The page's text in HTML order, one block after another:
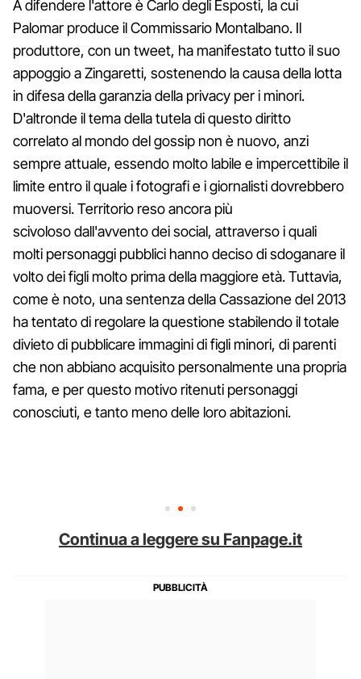
A difendere l'attore è Carlo degli Esposti, la cui
Palomar produce il Commissario Montalbano. Il
produttore, con un tweet, ha manifestato tutto il suo
appoggio a Zingaretti, sostenendo la causa della lotta
in difesa della garanzia della privacy per i minori.
D'altronde il tema della tutela di questo diritto
correlato al mondo del gossip non è nuovo, anzi
sempre attuale, essendo molto labile e impercettibile il
limite entro il quale i fotografi e i giornalisti dovrebbero
muoversi. Territorio reso ancora più
scivoloso dall'avvento dei social, attraverso i quali
molti personaggi pubblici hanno deciso di sdoganare il
volto dei figli molto prima della maggiore età. Tuttavia,
come è noto, una sentenza della Cassazione del 2013
ha tentato di regolare la questione stabilendo il totale
divieto di pubblicare immagini di figli minori, di parenti
che non abbiano acquisito personalmente una propria
fama, e per questo motivo ritenuti personaggi
conosciuti, e tanto meno delle loro abitazioni.
Continua a leggere su Fanpage.it